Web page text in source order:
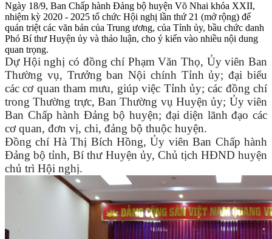
Ngày 18/9, Ban Chấp hành Đảng bộ huyện Võ Nhai khóa XXII,
nhiệm kỳ 2020 - 2025 tổ chức Hội nghị lần thứ 21 (mở rộng) để
quán triệt các văn bản của Trung ương, của Tỉnh ủy, bầu chức danh
Phó Bí thư Huyện ủy và thảo luận, cho ý kiến vào nhiều nội dung
quan trọng.
Dự Hội nghị có đồng chí Phạm Văn Thọ, Ủy viên Ban
Thường vụ, Trưởng ban Nội chính Tỉnh ủy; đại biểu
các cơ quan tham mưu, giúp việc Tỉnh ủy; các đồng chí
trong Thường trực, Ban Thường vụ Huyện ủy; Ủy viên
Ban Chấp hành Đảng bộ huyện; đại diện lãnh đạo các
cơ quan, đơn vị, chi, đảng bộ thuộc huyện.
Đồng chí Hà Thị Bích Hồng, Ủy viên Ban Chấp hành
Đảng bộ tỉnh, Bí thư Huyện ủy, Chủ tịch HĐND huyện
chủ trì Hội nghị.